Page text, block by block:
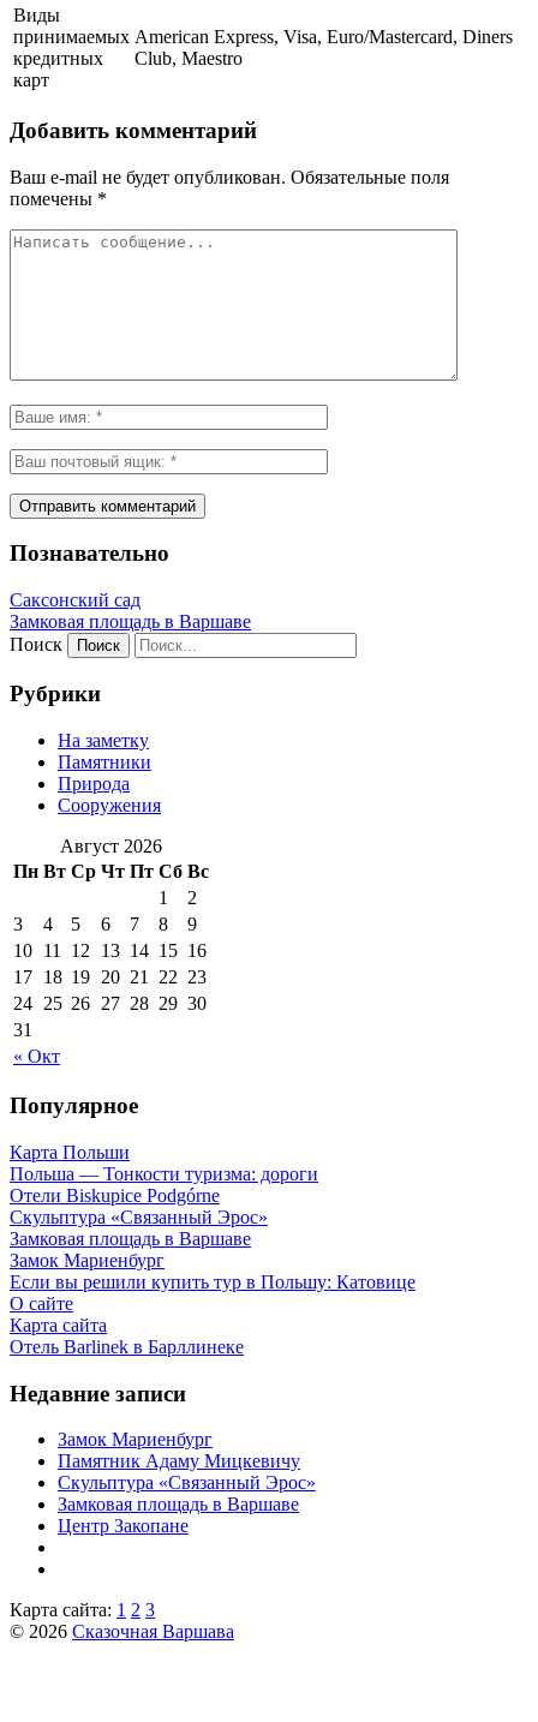
Виды
принимаемых
кредитных
карт
American Express, Visa, Euro/Mastercard, Diners
Club, Maestro
Добавить комментарий
Ваш e-mail не будет опубликован. Обязательные поля
помечены *
Познавательно
Саксонский сад
Замковая площадь в Варшаве
Поиск
Рубрики
На заметку
Памятники
Природа
Сооружения
Август 2026
Пн Вт Ср Чт Пт Сб Вс
« Окт
1
2
3
4 5 6 7 8
9
10 11 12 13 14 15 16
17 18 19 20 21 22 23
24 25 26 27 28 29 30
31
Популярное
Карта Польши
Польша — Тонкости туризма: дороги
Отели Biskupice Podgórne
Скульптура «Связанный Эрос»
Замковая площадь в Варшаве
Замок Мариенбург
Если вы решили купить тур в Польшу: Катовице
О сайте
Карта сайта
Отель Barlinek в Барллинеке
Недавние записи
Замок Мариенбург
Памятник Адаму Мицкевичу
Скульптура «Связанный Эрос»
Замковая площадь в Варшаве
Центр Закопане
Карта сайта: 1 2 3
© 2026 Сказочная Варшава